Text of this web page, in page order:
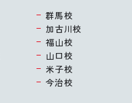
群馬校
加古川校
福山校
山口校
米子校
今治校